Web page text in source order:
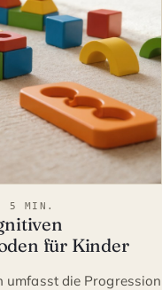
· 5 MIN.
für Kinder
umfasst die Progression